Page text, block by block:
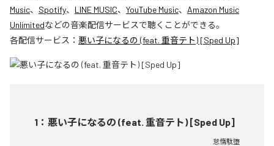
Music、 Spotify、 LINE MUSIC、 YouTube Music、 Amazon Music
Unlimitedなどの音楽配信サービスで聴くことができる。
各配信サービス： 悪い子になるの (feat. 重音テト) [Sped Up]
1 ： 悪い子になるの (feat. 重音テト) [Sped Up]
怠惰駄堕